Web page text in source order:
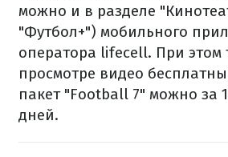
можно и в разделе
"Футбол+") мобильного
оператора lifecell. При этом
просмотре видео
пакет "Football 7" можно за
дней.